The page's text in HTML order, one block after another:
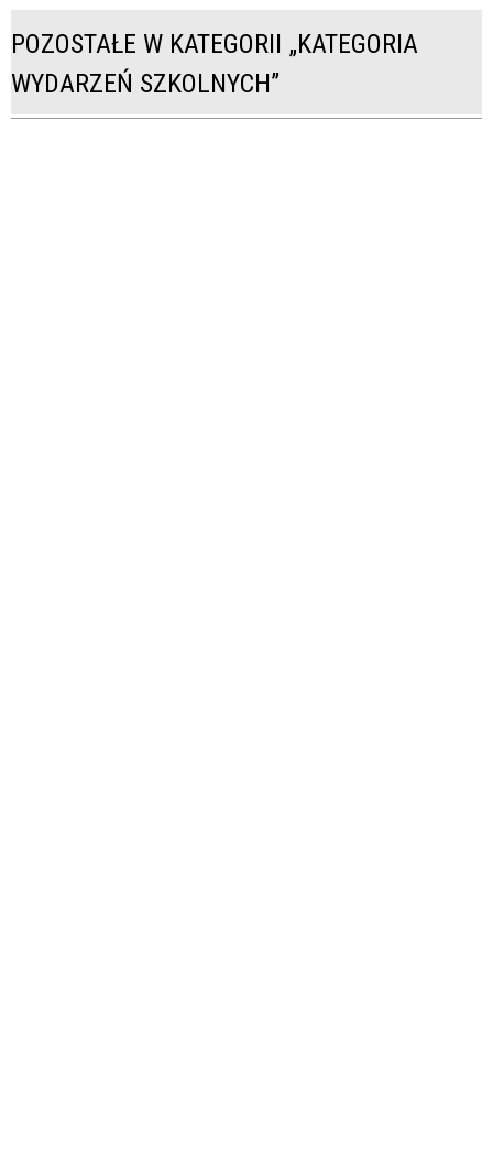
POZOSTAŁE W KATEGORII „KATEGORIA
WYDARZEŃ SZKOLNYCH”